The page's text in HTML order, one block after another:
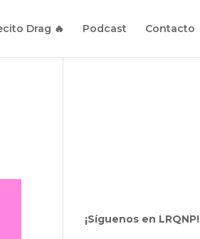
Drag 🔥 Podcast Contacto
¡Síguenos en LRQNP!